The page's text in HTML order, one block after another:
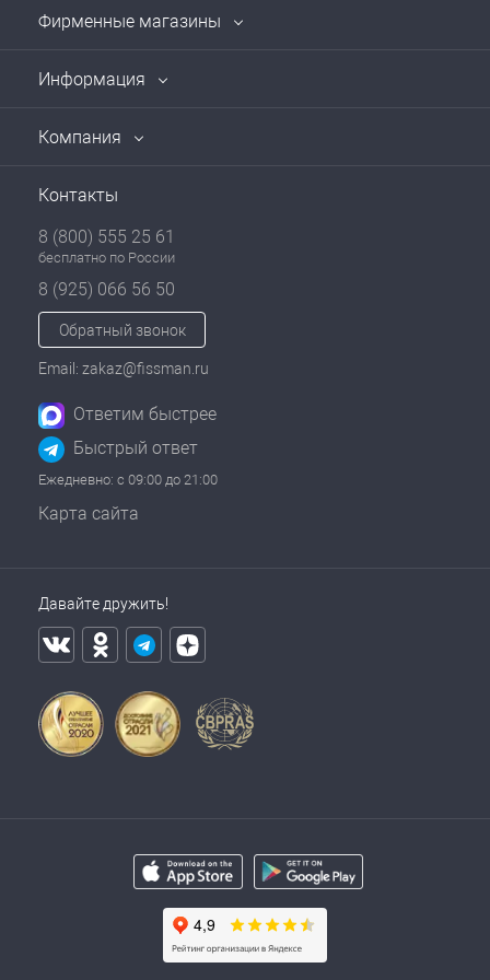
Фирменные магазины
Информация
Компания
Контакты
8 (800) 555 25 61
бесплатно по России
8 (925) 066 56 50
Обратный звонок
Email: zakaz@fissman.ru
Ответим быстрее
Быстрый ответ
Ежедневно: с 09:00 до 21:00
Карта сайта
Давайте дружить!